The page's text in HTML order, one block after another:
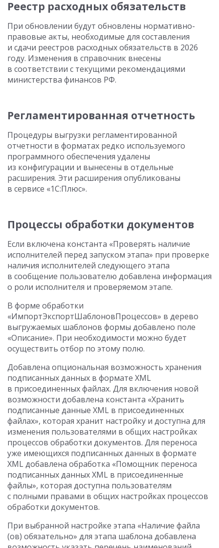
Реестр расходных обязательств
При обновлении будут обновлены нормативно-
правовые акты, необходимые для составления
и сдачи реестров расходных обязательств в 2026
году. Изменения в справочник внесены
в соответствии с текущими рекомендациями
министерства финансов РФ.
Регламентированная отчетность
Процедуры выгрузки регламентированной
отчетности в форматах редко используемого
программного обеспечения удалены
из конфигурации и вынесены в отдельные
расширения. Эти расширения опубликованы
в сервисе «1С:Плюс».
Процессы обработки документов
Если включена константа «Проверять наличие
исполнителей перед запуском этапа» при проверке
наличия исполнителей следующего этапа
в сообщение пользователю добавлена информация
о роли исполнителя и проверяемом этапе.
В форме обработки
«ИмпортЭкспортШаблоновПроцессов» в дерево
выгружаемых шаблонов формы добавлено поле
«Описание». При необходимости можно будет
осуществить отбор по этому полю.
Добавлена опциональная возможность хранения
подписанных данных в формате XML
в присоединенных файлах. Для включения новой
возможности добавлена константа «Хранить
подписанные данные XML в присоединенных
файлах», которая хранит настройку и доступна для
изменения пользователями в общих настройках
процессов обработки документов. Для переноса
уже имеющихся подписанных данных в формате
XML добавлена обработка «Помощник переноса
подписанных данных XML в присоединенные
файлы», которая доступна пользователям
с полными правами в общих настройках процессов
обработки документов.
При выбранной настройке этапа «Наличие файла
(ов) обязательно» для этапа шаблона добавлена